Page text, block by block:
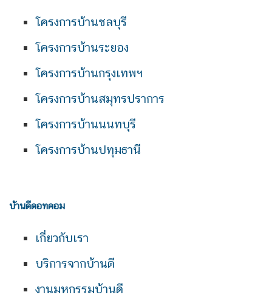
โครงการบ้านชลบุรี
โครงการบ้านระยอง
โครงการบ้านกรุงเทพฯ
โครงการบ้านสมุทรปราการ
โครงการบ้านนนทบุรี
โครงการบ้านปทุมธานี
บ้านดีดอทคอม
เกี่ยวกับเรา
บริการจากบ้านดี
งานมหกรรมบ้านดี